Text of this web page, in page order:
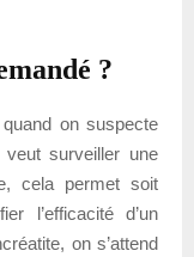
?
on suspecte
surveiller une
cela permet soit
l’efficacité d’un
on s’attend